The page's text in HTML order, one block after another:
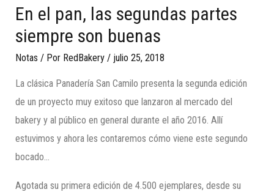
En el pan, las segundas partes
siempre son buenas
Notas / Por RedBakery / julio 25, 2018
La clásica Panadería San Camilo presenta la segunda edición
de un proyecto muy exitoso que lanzaron al mercado del
bakery y al público en general durante el año 2016. Allí
estuvimos y ahora les contaremos cómo viene este segundo
bocado…
Agotada su primera edición de 4.500 ejemplares, desde su